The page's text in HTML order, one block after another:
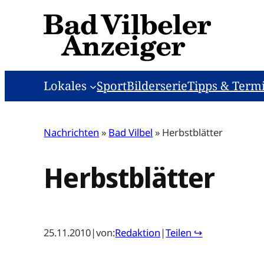
Lokales SportBilderserieTipps &
Nachrichten » Bad Vilbel » Herbstblätter
Herbstblätter
25.11.2010|von:Redaktion |Teilen ↪